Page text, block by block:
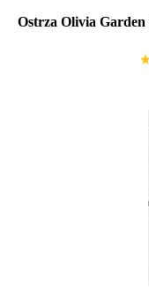
Ostrza Olivia